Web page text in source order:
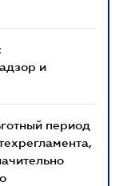
и
период